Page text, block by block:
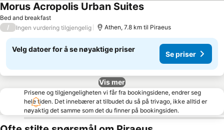
Bed and breakfast
Morus Acropolis Urban Suites
/ Ingen vurdering tilgjengelig Athen, 7.8 km til Piraeus
Velg datoer for å se nøyaktige priser
Se priser
Vis mer
Prisene og tilgjengeligheten vi får fra bookingsidene, endrer seg
hele tiden. Det innebærer at tilbudet du så på trivago, ikke alltid er
nøyaktig det samme som det du finner på bookingsiden.